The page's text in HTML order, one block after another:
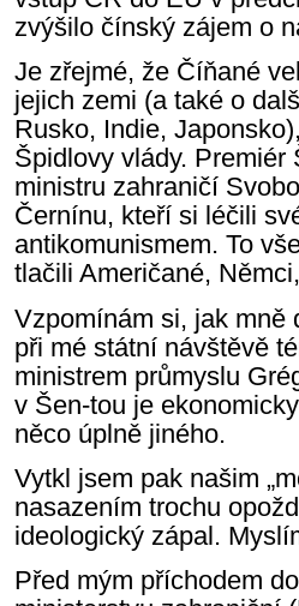
zvýšilo čínský zájem o
Je zřejmé, že Číňané
jejich zemi (a také o
Rusko, Indie,
Špidlovy vlády.
ministru zahraničí
Černínu, kteří si léčili
antikomunismem. To
tlačili Američané,
Vzpomínám si, jak mně
při mé státní návštěvě
ministrem průmyslu
v Šen-tou je
něco úplně jiného.
Vytkl jsem pak našim
nasazením trochu
ideologický zápal.
Před mým příchodem